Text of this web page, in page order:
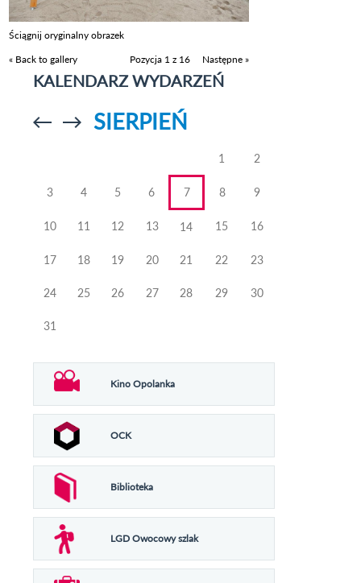
Ściągnij oryginalny obrazek
« Back to gallery
Pozycja 1 z 16 Następne »
KALENDARZ WYDARZEŃ
Przejdź doPrzejdź do
SIERPIEŃ
1 2
3 4 5 6 7 8 9
10 11 12 13 14 15 16
17 18 19 20 21 22 23
24 25 26 27 28 29 30
31
Kino Opolanka
OCK
Biblioteka
LGD Owocowy szlak